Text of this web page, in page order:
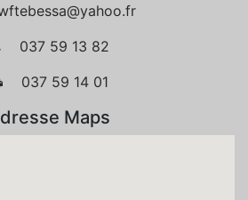
037 59 13 82
037 59 14 01
Maps